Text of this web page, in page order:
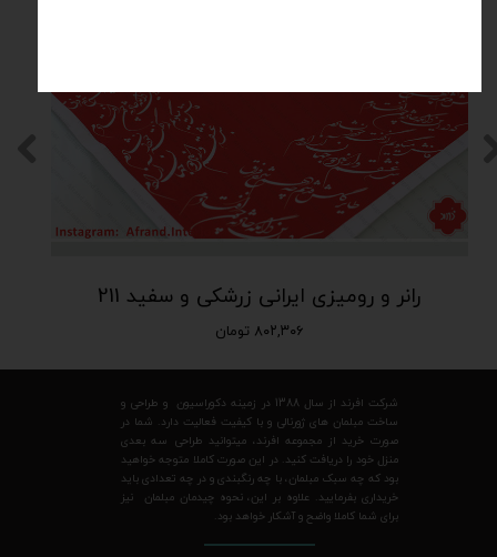
رانر و رومیزی ایرانی زرشکی و سفید 211
۸۰۲,۳۰۶ تومان
شرکت افرند از سال 1388 در زمینه دکوراسیون و طراحی و
ساخت مبلمان های ژورنالی و با کیفیت فعالیت دارد. شما در
صورت خرید از مجموعه افرند، میتوانید طراحی سه بعدی
منزل خود را دریافت کنید. در این صورت کاملا متوجه خواهید
بود که چه سبک مبلمان، با چه رنگبندی و در چه تعدادی باید
خریداری بفرمایید. علاوه بر این، نحوه چیدمان مبلمان نیز
برای شما کاملا واضح و آشکار خواهد بود.